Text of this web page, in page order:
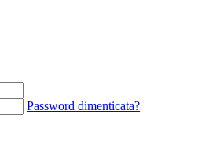
Password dimenticata?